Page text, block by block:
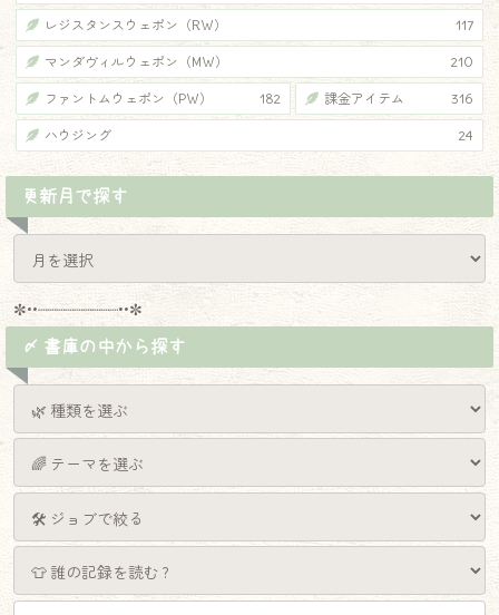
レジスタンスウェポン（RW） 117
マンダヴィルウェポン（MW） 210
ファントムウェポン（PW） 182 課金アイテム 316
ハウジング 24
更新月で探す
✼••┈┈┈┈┈┈┈┈┈••✼
〆 書庫の中から探す